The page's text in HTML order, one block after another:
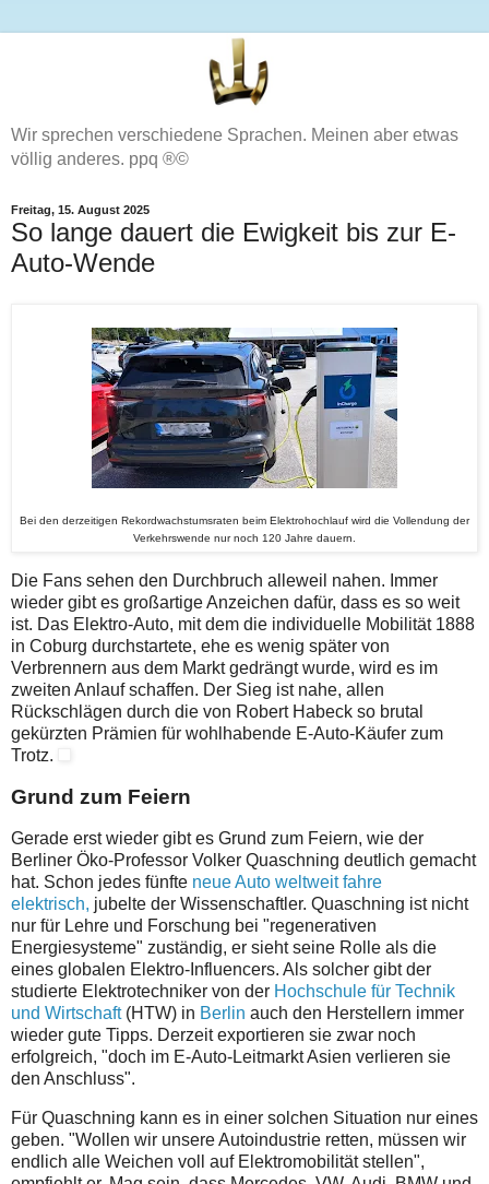
Wir sprechen verschiedene Sprachen. Meinen aber etwas
völlig anderes. ppq ®©
Freitag, 15. August 2025
So lange dauert die Ewigkeit bis zur E-
Auto-Wende
Bei den derzeitigen Rekordwachstumsraten beim Elektrohochlauf wird die Vollendung der
Verkehrswende nur noch 120 Jahre dauern.
Die Fans sehen den Durchbruch alleweil nahen. Immer
wieder gibt es großartige Anzeichen dafür, dass es so weit
ist. Das Elektro-Auto, mit dem die individuelle Mobilität 1888
in Coburg durchstartete, ehe es wenig später von
Verbrennern aus dem Markt gedrängt wurde, wird es im
zweiten Anlauf schaffen. Der Sieg ist nahe, allen
Rückschlägen durch die von Robert Habeck so brutal
gekürzten Prämien für wohlhabende E-Auto-Käufer zum
Trotz.
Grund zum Feiern
Gerade erst wieder gibt es Grund zum Feiern, wie der
Berliner Öko-Professor Volker Quaschning deutlich gemacht
hat. Schon jedes fünfte neue Auto weltweit fahre
elektrisch, jubelte der Wissenschaftler. Quaschning ist nicht
nur für Lehre und Forschung bei "regenerativen
Energiesysteme" zuständig, er sieht seine Rolle als die
eines globalen Elektro-Influencers. Als solcher gibt der
studierte Elektrotechniker von der Hochschule für Technik
und Wirtschaft(HTW) in Berlin auch den Herstellern immer
wieder gute Tipps. Derzeit exportieren sie zwar noch
erfolgreich, "doch im E-Auto-Leitmarkt Asien verlieren sie
den Anschluss".
Für Quaschning kann es in einer solchen Situation nur eines
geben. "Wollen wir unsere Autoindustrie retten, müssen wir
endlich alle Weichen voll auf Elektromobilität stellen",